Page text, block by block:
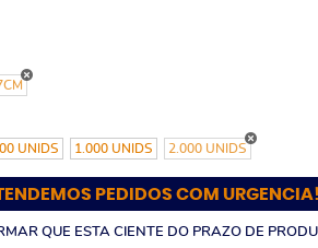
UNIDS 1.000 UNIDS 2.000 UNIDS
PEDIDOS COM URGENCIA!
QUE ESTA CIENTE DO PRAZO DE